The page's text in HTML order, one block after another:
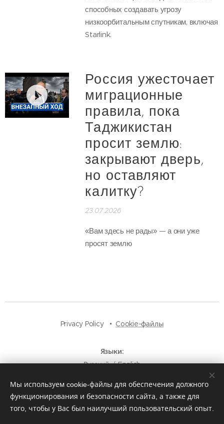
способных создавать угрозу
низкоорбитальным спутникам, включая
Starlink.
Россия ужесточает
миграционные
правила, пока
Таджикистан
просит землю:
закрывают дверь,
но оставляют
калитку?
23.07.2026
«Вам здесь не рады» — а они уже
просят землю
Privacy Policy Cookie-файлы
Языки
Русский
English
Мы используем cookie-файлы для обеспечения должного
функционирования и безопасности сайта, а также для
того, чтобы у Вас был наилучший пользовательский опыт.
© 2025 Булава Медиа
. Все права защищены — независимый